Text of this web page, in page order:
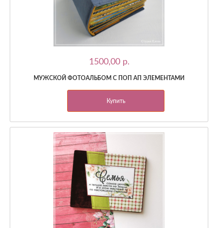
1500,00 p.
МУЖСКОЙ ФОТОАЛЬБОМ С ПОП АП ЭЛЕМЕНТАМИ
Купить